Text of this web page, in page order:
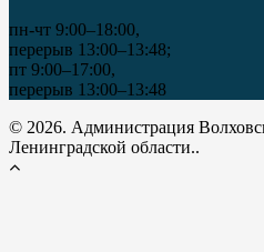
пн-чт 9:00–18:00,
перерыв 13:00–13:48;
пт 9:00–17:00,
перерыв 13:00–13:48
© 2026. Администрация
Ленинградской области..